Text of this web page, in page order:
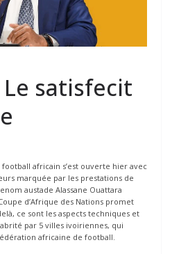
Le satisfecit
football africain s’est ouverte hier avec
marquée par les prestations de
austade Alassane Ouattara
d’Afrique des Nations promet
ce sont les aspects techniques et
par 5 villes ivoiriennes, qui
africaine de football.